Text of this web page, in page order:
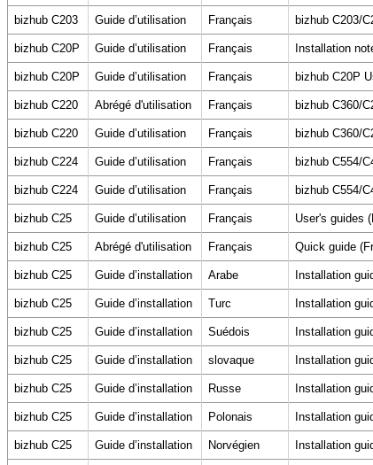
bizhub C203 Guide d’utilisation Français bizhub C203/
bizhub C20P Guide d’utilisation Français Installation
bizhub C20P Guide d’utilisation Français bizhub C20P
bizhub C220 Abrégé d'utilisation Français bizhub C360/
bizhub C220 Guide d’utilisation Français bizhub C360/
bizhub C224 Guide d’utilisation Français bizhub C554/
bizhub C224 Guide d’utilisation Français bizhub C554/
bizhub C25 Guide d’utilisation Français User's guides
bizhub C25 Abrégé d'utilisation Français Quick guide
bizhub C25 Guide d’installation Arabe Installation
bizhub C25 Guide d’installation Turc Installation
bizhub C25 Guide d’installation Suédois Installation
bizhub C25 Guide d’installation slovaque Installation
bizhub C25 Guide d’installation Russe Installation
bizhub C25 Guide d’installation Polonais Installation
bizhub C25 Guide d’installation Norvégien Installation